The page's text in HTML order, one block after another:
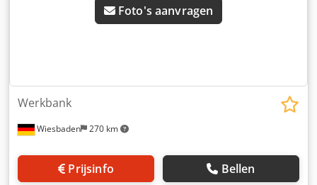
Foto's aanvragen
Wiesbaden 270 km
Werkbank
Prijsinfo Bellen